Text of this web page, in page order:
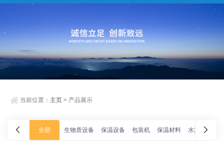
当前位置： 主页 > 产品展示
全部 生物质设备 保温设备 包装机 保温材料 水泥切割机